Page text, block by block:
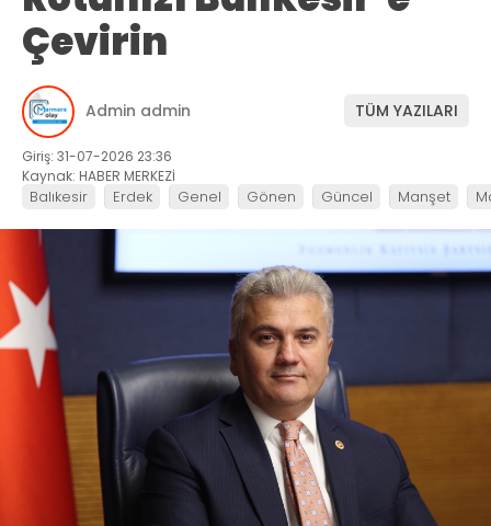
Çevirin
Admin admin TÜM YAZILARI
Giriş: 31-07-2026 23:36
Kaynak: HABER MERKEZİ
Balıkesir Erdek Genel Gönen Güncel Manşet